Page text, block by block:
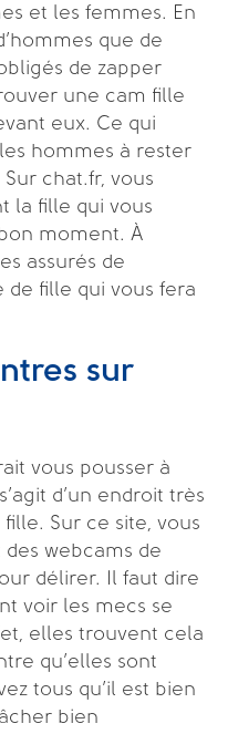
et les femmes. En
que de
de zapper
une cam fille
eux. Ce qui
hommes à rester
chat.fr, vous
la fille qui vous
moment. À
assurés de
fille qui vous fera
sur
vous pousser à
d’un endroit très
Sur ce site, vous
webcams de
délirer. Il faut dire
voir les mecs se
elles trouvent cela
qu’elles sont
tous qu’il est bien
bien